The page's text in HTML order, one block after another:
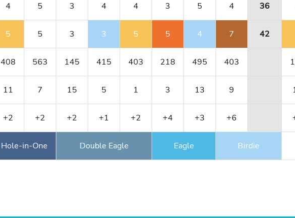
4 5 3 4 4 3 5 4 36
5 5 3 3 5 5 4 7 42
408 563 145 415 403 218 495 403
11 7 15 5 1 3 13 9
+2 +2 +2 +1 +2 +4 +3 +6
Hole-in-One Double Eagle Eagle Birdie